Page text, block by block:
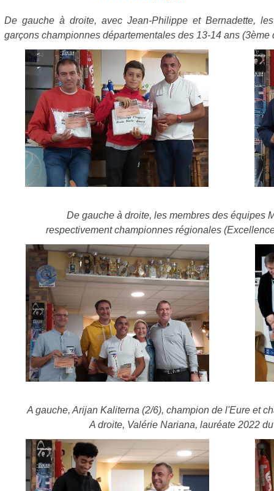
De gauche à droite, avec Jean-Philippe et Bernadette,
garçons championnes départementales des 13-14 ans
De gauche à droite, les membres des équipes
respectivement championnes régionales
A gauche, Arijan Kaliterna (2/6), champion de l'Eure et
A droite, Valérie Nariana, lauréate 2022